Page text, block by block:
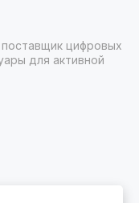
цифровых
для активной